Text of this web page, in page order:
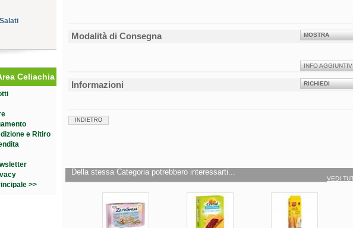
Celiachia
e Ritiro
>>
Modalità di Consegna MOSTRA
INFO
Informazioni RICHIEDI
INDIETRO
Della stessa Categoria potrebbero interessarti...
VEDI